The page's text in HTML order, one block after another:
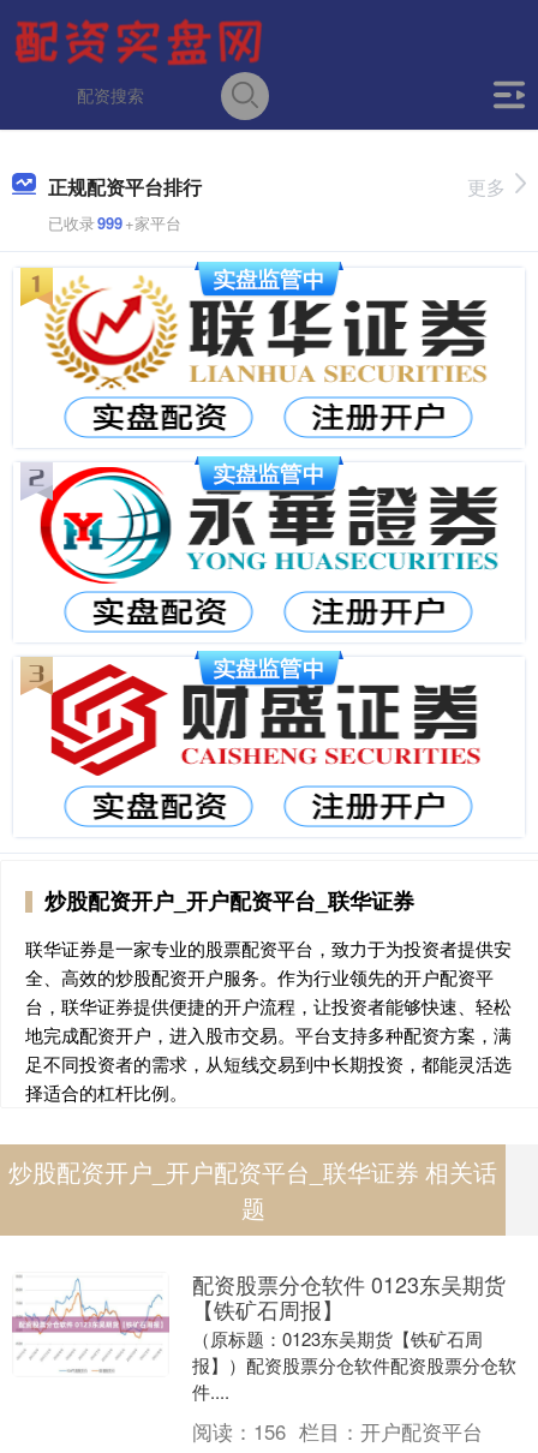
正规配资平台排行
已收录999+家平台
更多
炒股配资开户_开户配资平台_联华证券
联华证券是一家专业的股票配资平台，致力于为投资者提供安
全、高效的炒股配资开户服务。作为行业领先的开户配资平
台，联华证券提供便捷的开户流程，让投资者能够快速、轻松
地完成配资开户，进入股市交易。平台支持多种配资方案，满
足不同投资者的需求，从短线交易到中长期投资，都能灵活选
择适合的杠杆比例。
炒股配资开户_开户配资平台_联华证券 相关话
题
配资股票分仓软件 0123东吴期货
【铁矿石周报】
（原标题：0123东吴期货【铁矿石周
报】）配资股票分仓软件配资股票分仓软
件....
阅读： 156 栏目： 开户配资平台